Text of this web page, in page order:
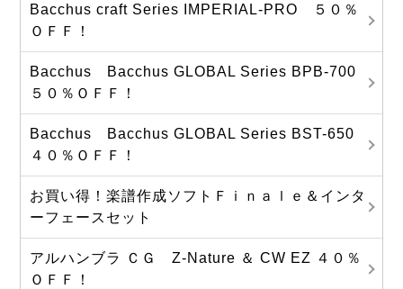
Bacchus craft Series IMPERIAL-PRO ５０％
ＯＦＦ！
Bacchus Bacchus GLOBAL Series BPB-700
５０％ＯＦＦ！
Bacchus Bacchus GLOBAL Series BST-650
４０％ＯＦＦ！
お買い得！楽譜作成ソフトＦｉｎａｌｅ＆インタ
ーフェースセット
アルハンブラ ＣＧ Z-Nature ＆ CW EZ ４０％
ＯＦＦ！